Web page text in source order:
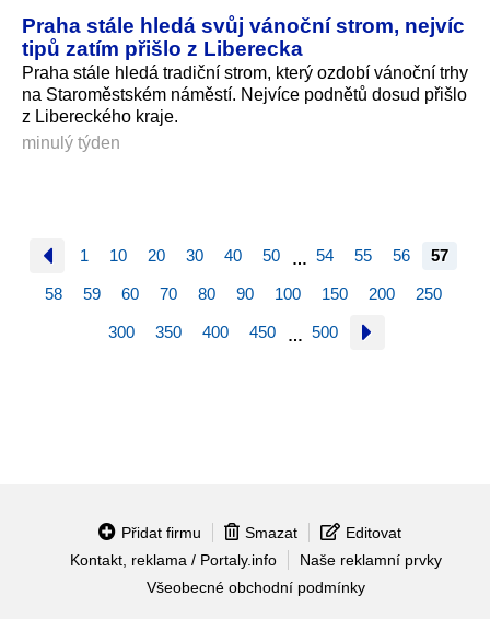
Praha stále hledá svůj vánoční strom, nejvíc
tipů zatím přišlo z Liberecka
Praha stále hledá tradiční strom, který ozdobí vánoční trhy
na Staroměstském náměstí. Nejvíce podnětů dosud přišlo
z Libereckého kra­je.
minulý týden
1 10 20 30 40 50 … 54 55 56 57
58 59 60 70 80 90 100 150 200 250
300 350 400 450 … 500
Přidat firmu Smazat
Editovat
Kontakt, reklama / Portaly.info
Naše reklamní prvky
Všeobecné obchodní podmínky